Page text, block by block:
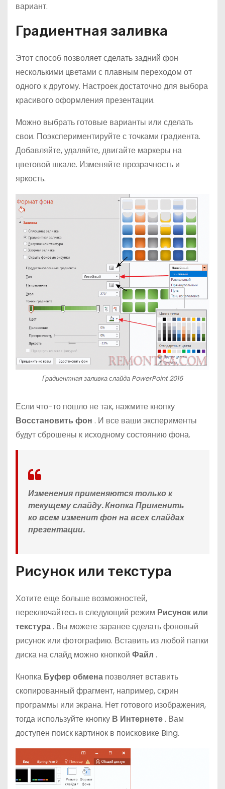
вариант.
Градиентная заливка
Этот способ позволяет сделать задний фон
несколькими цветами с плавным переходом от
одного к другому. Настроек достаточно для выбора
красивого оформления презентации.
Можно выбрать готовые варианты или сделать
свои. Поэкспериментируйте с точками градиента.
Добавляйте, удаляйте, двигайте маркеры на
цветовой шкале. Изменяйте прозрачность и
яркость.
Градиентная заливка слайда PowerPoint 2016
Если что-то пошло не так, нажмите кнопку
Восстановить фон . И все ваши эксперименты
будут сброшены к исходному состоянию фона.
Изменения применяются только к
текущему слайду. КнопкаПрименить
ко всемизменит фон на всех слайдах
презентации.
Рисунок или текстура
Хотите еще больше возможностей,
переключайтесь в следующий режим Рисунок или
текстура. Вы можете заранее сделать фоновый
рисунок или фотографию. Вставить из любой папки
диска на слайд можно кнопкой Файл .
Кнопка Буфер обмена позволяет вставить
скопированный фрагмент, например, скрин
программы или экрана. Нет готового изображения,
тогда используйте кнопку В Интернете. Вам
доступен поиск картинок в поисковике Bing.